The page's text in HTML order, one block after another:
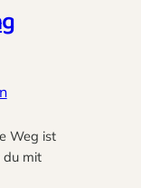
Weg ist
du mit